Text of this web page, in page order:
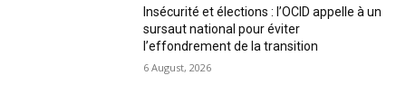
Insécurité et élections : l’OCID appelle à un
sursaut national pour éviter
l’effondrement de la transition
6 August, 2026